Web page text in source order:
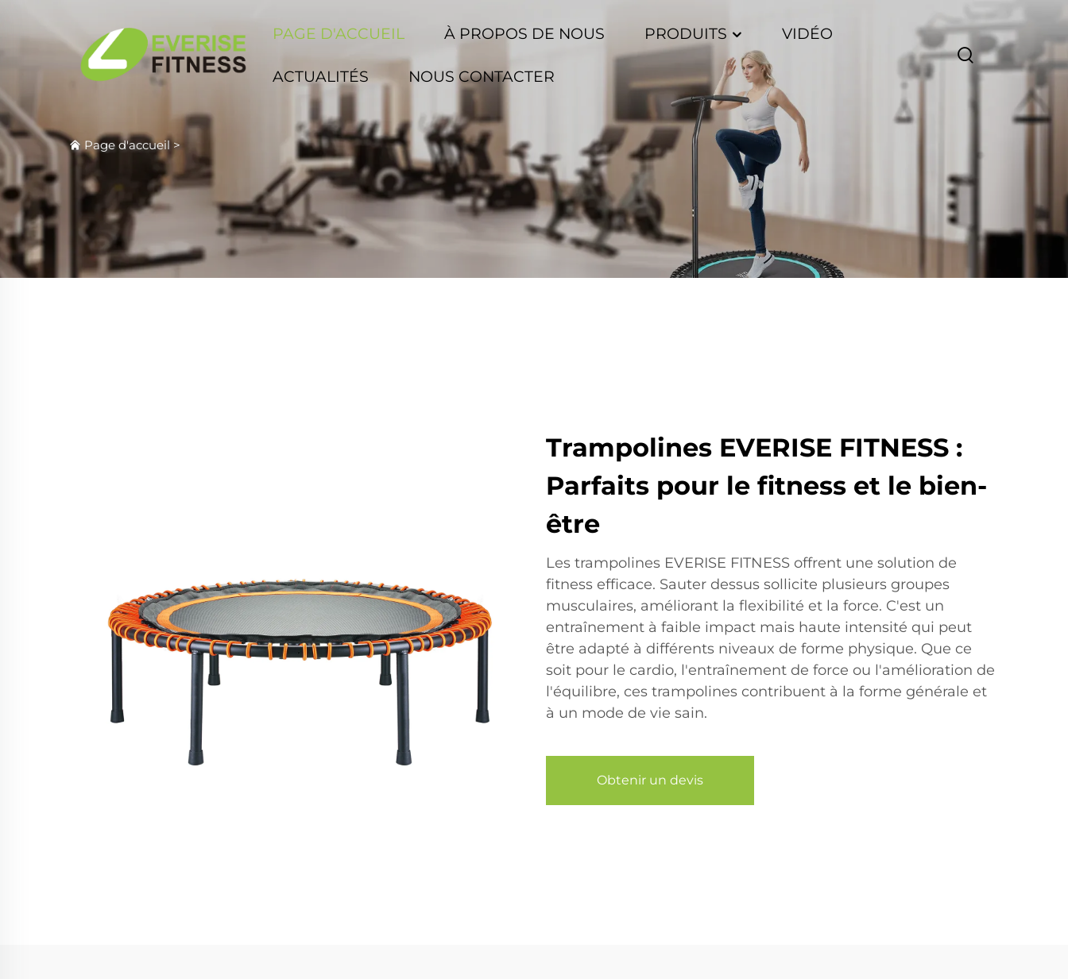
PAGE D'ACCUEIL À PROPOS DE NOUS PRODUITS VIDÉO
ACTUALITÉS NOUS CONTACTER
Page d'accueil>
Trampolines EVERISE FITNESS :
Parfaits pour le fitness et le bien-
être
Les trampolines EVERISE FITNESS offrent une solution de
fitness efficace. Sauter dessus sollicite plusieurs groupes
musculaires, améliorant la flexibilité et la force. C'est un
entraînement à faible impact mais haute intensité qui peut
être adapté à différents niveaux de forme physique. Que ce
soit pour le cardio, l'entraînement de force ou l'amélioration de
l'équilibre, ces trampolines contribuent à la forme générale et
à un mode de vie sain.
Obtenir un devis